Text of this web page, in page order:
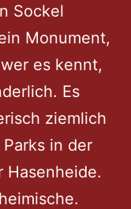
Sockel
Monument,
es kennt,
Es
ziemlich
in der
Hasenheide.